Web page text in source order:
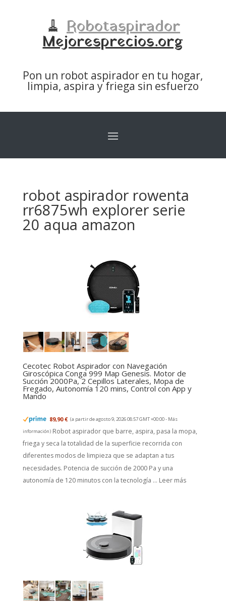
🧹 Robotaspirador
Mejoresprecios.org
Pon un robot aspirador en tu hogar,
limpia, aspira y friega sin esfuerzo
robot aspirador rowenta
rr6875wh explorer serie
20 aqua amazon
Cecotec Robot Aspirador con Navegación
Giroscópica Conga 999 Map Genesis. Motor de
Succión 2000Pa, 2 Cepillos Laterales, Mopa de
Fregado, Autonomía 120 mins, Control con App y
Mando
89,90 € (a partir de agosto 9, 2026 08:57 GMT +00:00 - Más
información) Robot aspirador que barre, aspira, pasa la mopa,
friega y seca la totalidad de la superficie recorrida con
diferentes modos de limpieza que se adaptan a tus
necesidades. Potencia de succión de 2000 Pa y una
autonomía de 120 minutos con la tecnología ... Leer más